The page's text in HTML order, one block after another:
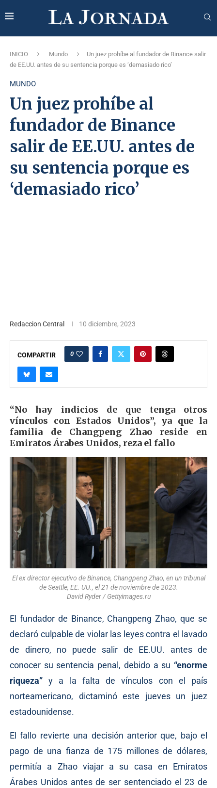
INICIO Mundo
Un juez prohíbe al fundador de Binance salir
de EE.UU. antes de su sentencia porque es ‘demasiado rico’
MUNDO
Un juez prohíbe al
fundador de Binance
salir de EE.UU. antes de
su sentencia porque es
‘demasiado rico’
Redaccion Central 10 diciembre, 2023
COMPARTIR 0
“No hay indicios de que tenga otros
vínculos con Estados Unidos”, ya que la
familia de Changpeng Zhao reside en
Emiratos Árabes Unidos, reza el fallo
El ex director ejecutivo de Binance, Changpeng Zhao, en un tribunal
de Seattle, EE. UU., el 21 de noviembre de 2023.
David Ryder / Gettyimages.ru
El fundador de Binance, Changpeng Zhao, que se
declaró culpable de violar las leyes contra el lavado
de dinero, no puede salir de EE.UU. antes de
conocer su sentencia penal, debido a su “enorme
riqueza” y a la falta de vínculos con el país
norteamericano, dictaminóeste jueves un juez
estadounidense.
El fallo revierte una decisión anteriorque, bajo el
pago de una fianza de 175 millones de dólares,
permitía a Zhao viajar a su casa en Emiratos
Árabes Unidos antes de ser sentenciado el 23 de